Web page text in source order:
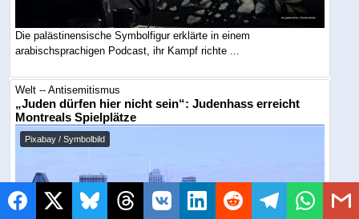
Die palästinensische Symbolfigur erklärte in einem
arabischsprachigen Podcast, ihr Kampf richte ...
Welt -- Antisemitismus
„Juden dürfen hier nicht sein“: Judenhass erreicht
Montreals Spielplätze
Pixabay / Symbolbild